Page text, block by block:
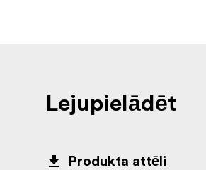
Lejupielādēt
Produkta attēli